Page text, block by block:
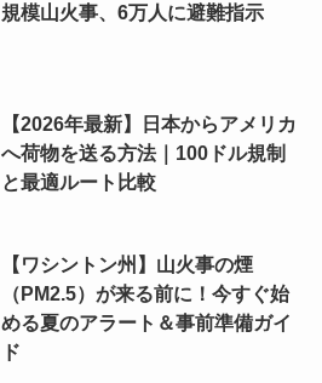
規模山火事、6万人に避難指示
【2026年最新】日本からアメリカ
へ荷物を送る方法｜100ドル規制
と最適ルート比較
【ワシントン州】山火事の煙
（PM2.5）が来る前に！今すぐ始
める夏のアラート＆事前準備ガイ
ド